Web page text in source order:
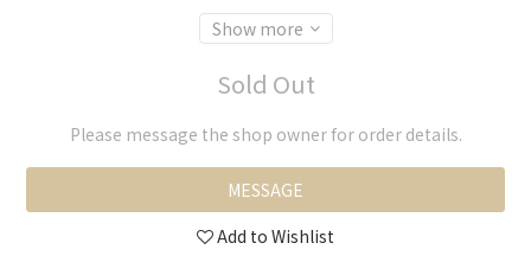
Show more
Sold Out
Please message the shop owner for order details.
MESSAGE
Add to Wishlist